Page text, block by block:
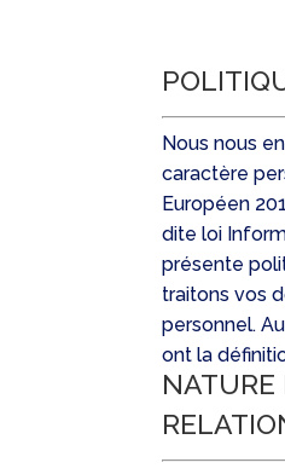
Nous nous
caractère
Européen
dite loi
présente
traitons vos
personnel.
ont la
NATURE